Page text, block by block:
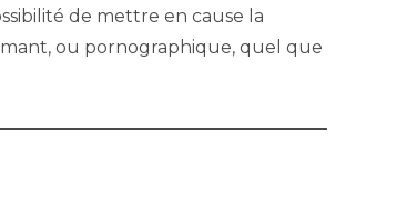
de mettre en cause la
ou pornographique, quel que